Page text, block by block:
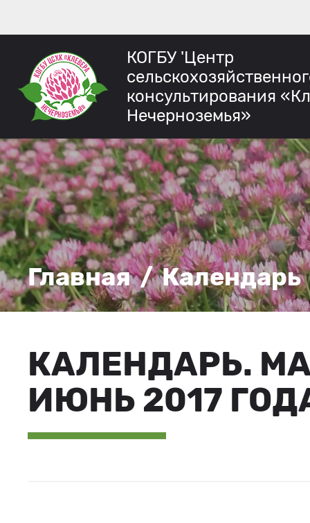
КОГБУ 'Центр
консультирования
Нечерноземья»
Главная/Календарь
КАЛЕНДАРЬ.
ИЮНЬ 2017